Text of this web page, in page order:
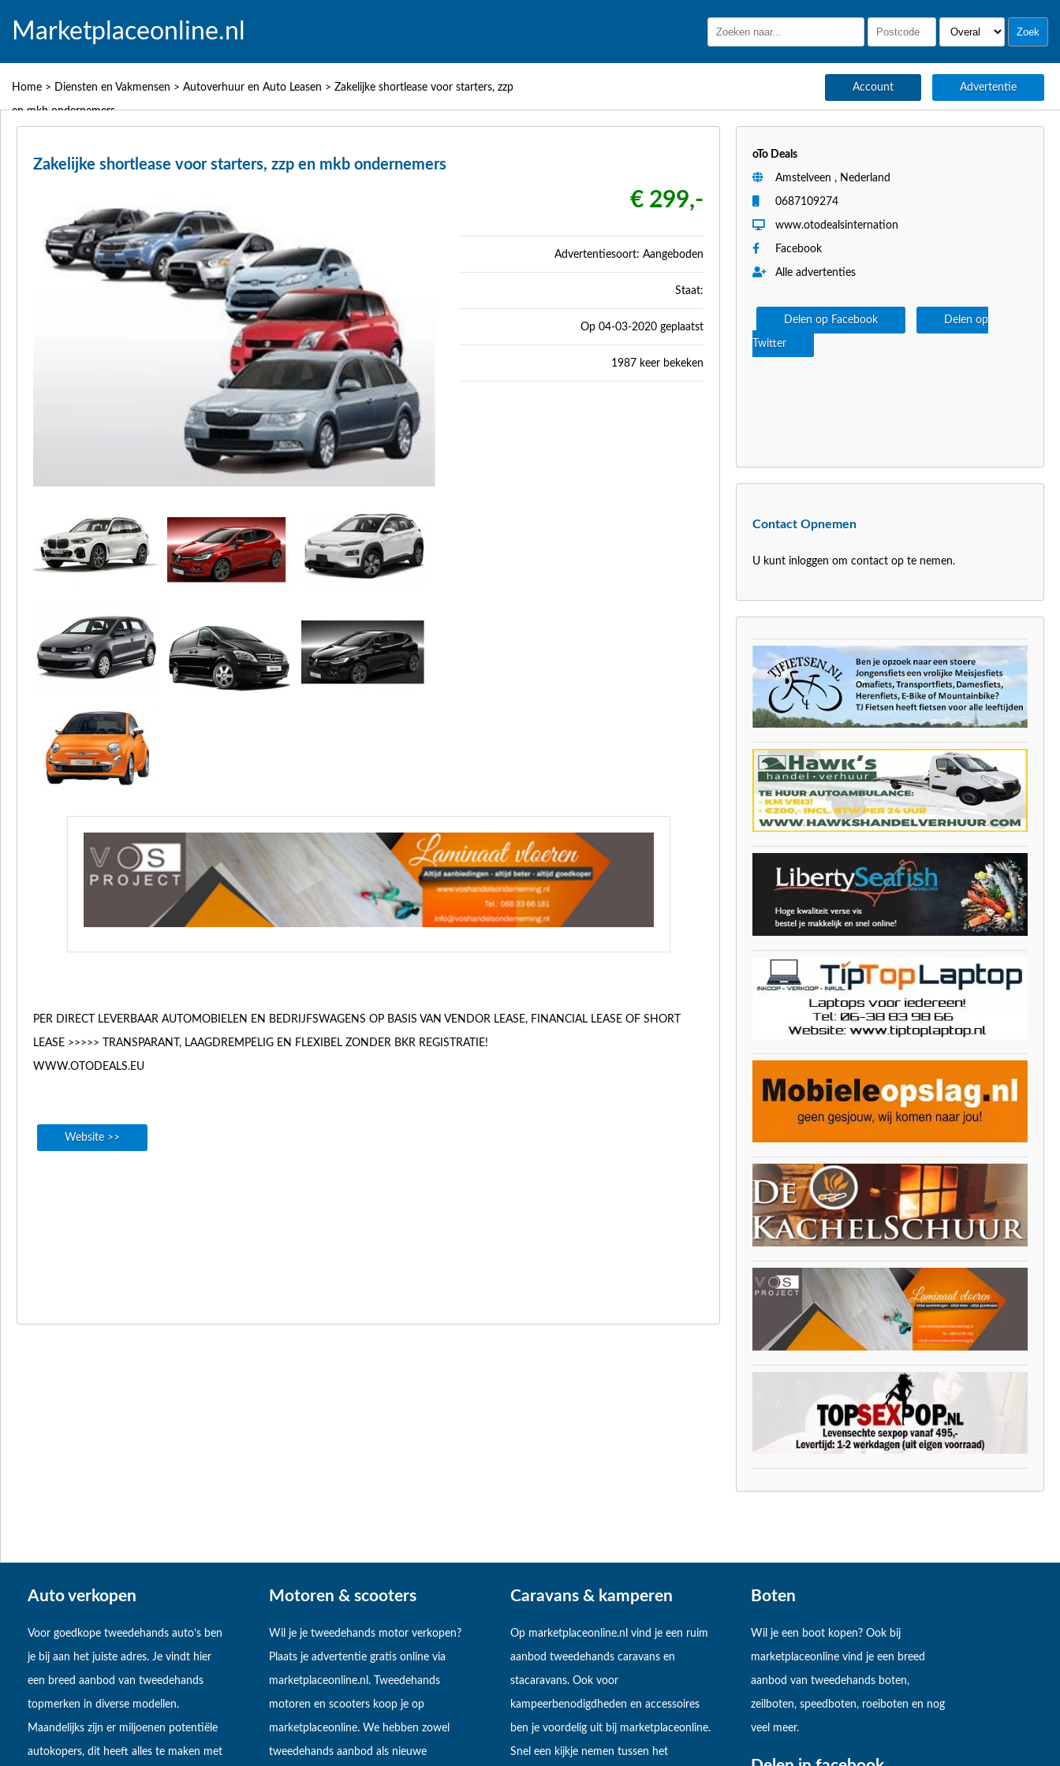
Marketplaceonline.nl
Home > Diensten en Vakmensen > Autoverhuur en Auto Leasen > Zakelijke shortlease voor starters, zzp
en mkb ondernemers
Account Advertentie
Zakelijke shortlease voor starters, zzp en mkb ondernemers
€ 299,-
Advertentiesoort: Aangeboden
Staat:
Op 04-03-2020 geplaatst
1987 keer bekeken
PER DIRECT LEVERBAAR AUTOMOBIELEN EN BEDRIJFSWAGENS OP BASIS VAN VENDOR LEASE, FINANCIAL LEASE OF SHORT
LEASE >>>>> TRANSPARANT, LAAGDREMPELIG EN FLEXIBEL ZONDER BKR REGISTRATIE!
WWW.OTODEALS.EU
Website >>
oTo Deals
Amstelveen , Nederland
0687109274
www.otodealsinternation
Facebook
Alle advertenties
Delen op Facebook Delen op
Twitter
Contact Opnemen
U kunt inloggen om contact op te nemen.
Auto verkopen
Voor goedkope tweedehands auto’s ben
je bij aan het juiste adres. Je vindt hier
een breed aanbod van tweedehands
topmerken in diverse modellen.
Maandelijks zijn er miljoenen potentiële
autokopers, dit heeft alles te maken met
Motoren & scooters
Wil je je tweedehands motor verkopen?
Plaats je advertentie gratis online via
marketplaceonline.nl. Tweedehands
motoren en scooters koop je op
marketplaceonline. We hebben zowel
tweedehands aanbod als nieuwe
Caravans & kamperen
Op marketplaceonline.nl vind je een ruim
aanbod tweedehands caravans en
stacaravans. Ook voor
kampeerbenodigdheden en accessoires
ben je voordelig uit bij marketplaceonline.
Snel een kijkje nemen tussen het
Boten
Wil je een boot kopen? Ook bij
marketplaceonline vind je een breed
aanbod van tweedehands boten,
zeilboten, speedboten, roeiboten en nog
veel meer.